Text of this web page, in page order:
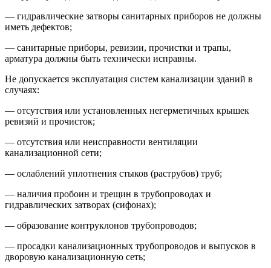
— гидравлические затворы санитарных приборов не должны
иметь дефектов;
— санитарные приборы, ревизии, прочистки и трапы,
арматура должны быть технически исправны.
Не допускается эксплуатация систем канализации зданий в
случаях:
— отсутствия или установленных негерметичных крышек
ревизий и прочисток;
— отсутствия или неисправности вентиляции
канализационной сети;
— ослаблений уплотнения стыков (раструбов) труб;
— наличия пробоин и трещин в трубопроводах и
гидравлических затворах (сифонах);
— образование контруклонов трубопроводов;
— просадки канализационных трубопроводов и выпусков в
дворовую канализационную сеть;